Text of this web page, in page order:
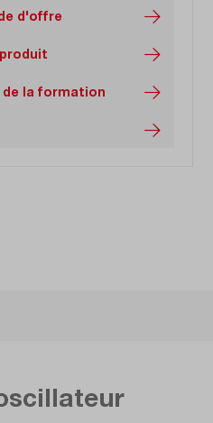
d'offre
de la formation